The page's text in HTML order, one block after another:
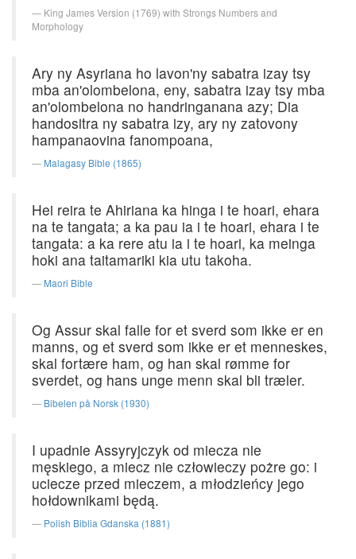
King James Version (1769) with Strongs Numbers and
Morphology
Ary ny Asyriana ho lavon'ny sabatra izay tsy
mba an'olombelona, eny, sabatra izay tsy mba
an'olombelona no handringanana azy; Dia
handositra ny sabatra izy, ary ny zatovony
hampanaovina fanompoana,
Malagasy Bible (1865)
Hei reira te Ahiriana ka hinga i te hoari, ehara
na te tangata; a ka pau ia i te hoari, ehara i te
tangata: a ka rere atu ia i te hoari, ka meinga
hoki ana taitamariki kia utu takoha.
Maori Bible
Og Assur skal falle for et sverd som ikke er en
manns, og et sverd som ikke er et menneskes,
skal fortære ham, og han skal rømme for
sverdet, og hans unge menn skal bli træler.
Bibelen på Norsk (1930)
I upadnie Assyryjczyk od miecza nie
męskiego, a miecz nie człowieczy pożre go: i
uciecze przed mieczem, a młodzieńcy jego
hołdownikami będą.
Polish Biblia Gdanska (1881)